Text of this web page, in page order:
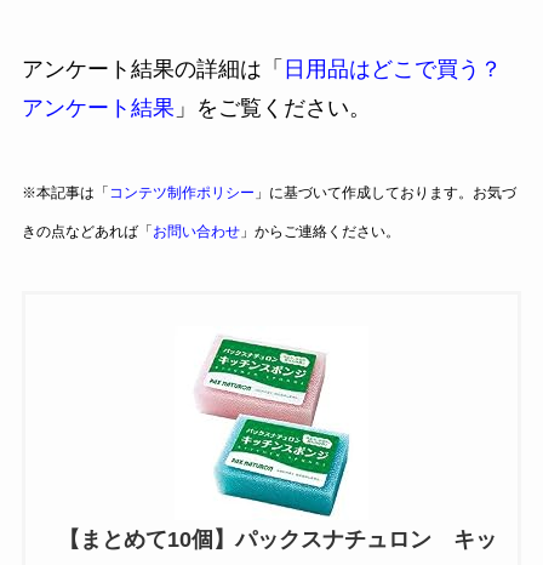
アンケート結果の詳細は「 日用品はどこで買う？
アンケート結果 」をご覧ください。
※本記事は「 コンテツ制作ポリシー 」に基づいて作成しております。お気づ
きの点などあれば「お問い合わせ」からご連絡ください。
【まとめて10個】パックスナチュロン キッ